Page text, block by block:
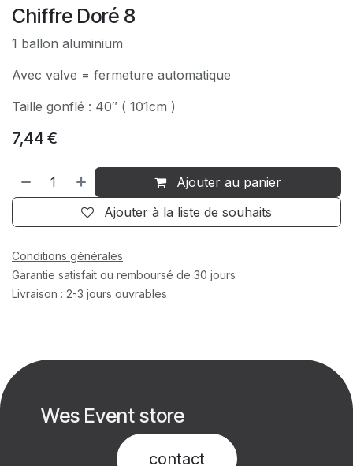
Chiffre Doré 8
1 ballon aluminium
Avec valve = fermeture automatique
Taille gonflé : 40″ ( 101cm )
7,44 €
Ajouter au panier
Ajouter à la liste de souhaits
Conditions générales
Garantie satisfait ou remboursé de 30 jours
Livraison : 2-3 jours ouvrables
Wes Event store
contact​